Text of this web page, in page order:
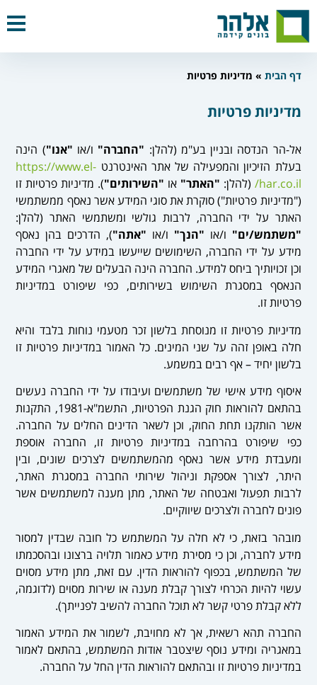
דף הבית » מדיניות פרטיות
מדיניות פרטיות
אל-הר הנדסה ובניין בע"מ (להלן: "החברה" ו/או "אנו") הינה
בעלת הזיכיון והמפעילה של אתר האינטרנט https://www.el-
har.co.il/ (להלן: "האתר" או "השירותים"). מדיניות פרטיות זו
("מדיניות פרטיות") סוקרת את סוגי המידע אשר נאסף ממשתמשי
האתר על ידי החברה, לרבות גולשי ומשתמשי האתר (להלן:
"משתמש/ים" ו/או "הנך" ו/או "אתה"), הדרכים בהן נאסף
מידע על ידי החברה, השימושים שייעשו במידע על ידי החברה
וכן זכויותיך ביחס למידע. החברה הינה הבעלים של מאגרי המידע
הנאסף במסגרת השימוש בשירותים, כפי שיפורט במדיניות
פרטיות זו.
מדיניות פרטיות זו מנוסחת בלשון זכר מטעמי נוחות בלבד והיא
חלה באופן זהה על שני המינים. כל האמור במדיניות פרטיות זו
בלשון יחיד – אף רבים במשמע.
איסוף מידע אישי של משתמשים ועיבודו על ידי החברה נעשים
בהתאם להוראות חוק הגנת הפרטיות, התשמ"א-1981, התקנות
אשר הותקנו תחת החוק, וכן לשאר הדינים החלים על החברה.
כפי שיפורט בהרחבה במדיניות פרטיות זו, החברה אוספת
ומעבדת מידע אשר נאסף מהמשתמשים לצרכים שונים, ובין
היתר, לצורך אספקת וניהול שירותי החברה במסגרת האתר,
לרבות תפעול ואבטחה של האתר, מתן מענה למשתמשים אשר
פונים לחברה ולצרכים שיווקיים.
מובהר בזאת, כי לא חלה על המשתמש כל חובה שבדין למסור
מידע לחברה, וכן כי מסירת מידע כאמור תלויה ברצונו ובהסכמתו
של המשתמש, בכפוף להוראות הדין. עם זאת, מתן מידע מסוים
עשוי להיות הכרחי לצורך קבלת מענה או שירות מסוים (לדוגמה,
ללא קבלת פרטי קשר לא תוכל החברה להשיב לפנייתך).
החברה תהא רשאית, אךלא מחויבת, לשמור את המידע האמור
במאגריה ומידע נוסף שיצטבר אודות המשתמש, בהתאם לאמור
במדיניות פרטיות זו ובהתאם להוראות הדין החל על החברה.